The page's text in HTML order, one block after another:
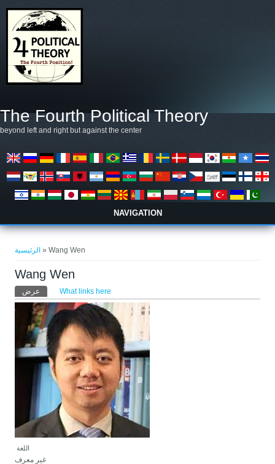
The Fourth Political Theory
beyond left and right but against the center
NAVIGATION
الرئيسية » Wang Wen
Wang Wen
التبويبات الأساسية
عرض (علامة التبويب النشطة)
What links here
‏اللغة ‏
غير معرف